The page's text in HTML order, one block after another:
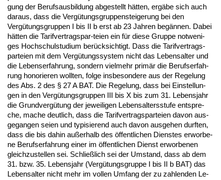
gung der Be­rufs­aus­bil­dung ab­ge­stellt hätten, ergäbe sich auch
dar­aus, dass die Vergütungs­grup­pen­stei­ge­rung bei den
Vergütungs­grup­pen I bis II b erst ab 23 Jah­ren begännen. Da­bei
hätten die Ta­rif­ver­trags­par-tei­en ein für die­se Grup­pe not­we­ni­
ges Hoch­schul­stu­di­um berück­sich­tigt. Dass die Ta­rif­ver­trags­
par­tei­en mit dem Vergütungs­sys­tem nicht das Le­bens­al­ter und
die Le­bens­er­fah­rung, son­dern viel­mehr primär die Be­rufs­er­fah­
rung ho­no­rie­ren woll­ten, fol­ge ins­be­son­de­re aus der Re­ge­lung
des Abs. 2 des § 27 A BAT. Die Re­ge­lung, dass bei Ein­stel­lun­
gen in den Vergütungs­grup­pen III bis X bis zum 31. Le­bens­jahr
die Grund­vergütung der je­wei­li­gen Le­bens­al­ters­stu­fe ent­spre­
che, ma­che deut­lich, dass die Ta­rif­ver­trags­par­tei­en da­von aus­
ge­gan­gen sei­en und ty­pi­sie­rend auch da­von aus­ge­hen durf­ten,
dass die bis da­hin außer­halb des öffent­li­chen Diens­tes er­wor­be­
ne Be­rufs­er­fah­rung ei­ner im öffent­li­chen Dienst er­wor­be­nen
gleich­zu­stel­len sei. Sch­ließlich sei der Um­stand, dass ab dem
31. bzw. 35. Le­bens­jahr (Vergütungs­grup­pe I bis II b BAT) das
Le­bens­al­ter nicht mehr im vol­len Um­fang der zu zah­len­den Le­